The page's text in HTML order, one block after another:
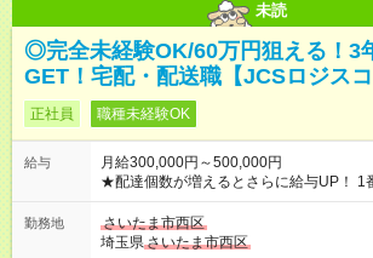
未読
◎完全未経験OK/60万円狙える！3
GET！宅配・配送職【JCSロジスコ
正社員 職種未経験OK
給与
月給300,000円～500,000円
★配達個数が増えるとさらに給与UP！ 1
ど！ ・主要都市エリア 月収55万円／週5日稼働 月収65万~112
万円／週6日稼働 ・地方郊外エリア 月収40万円／週5日稼働 月
収40万円~50万円／週6日稼働 ＜モデルイメージ＞ ■月収50万
勤務地
さいたま市西区
埼玉県さいたま市西区